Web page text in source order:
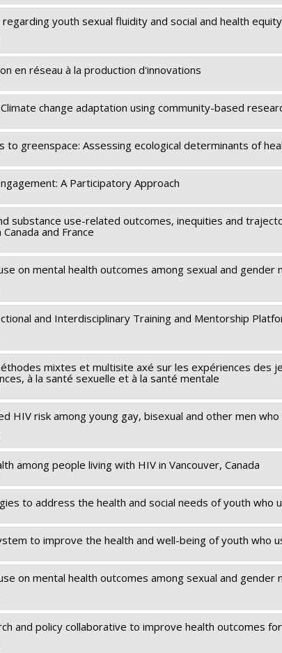
Hamisultane,Ahmed Hamila,Robert-Paul Juster,
Jorge Florès-Aranda,Daniel Grace ,Julie-Christine Cotton
Haghiri-Vijeh
en santé du Canada
d'équipe
du Québec - Santé (FRSQ)
de chercheur-boursier : Senior
youth sexual fluidity and social and health
Julien Coulaud
en sciences humaines du Canada
de développement Savoir
en réseau à la production d'innovations
Bilodeau,Rodney Knight,Stéphane Grenier,
Tremblay,Shelley-Rose Hyppolite
en sciences humaines du Canada
de développement de partenariat
change adaptation using community-based
Doré,Rodney Knight,Sherilee Harper
en santé du Canada
catalyseur
to greenspace: Assessing ecological determinants of
en santé du Canada
catalyseur
A Participatory Approach
Knight ,Sherilee Harper
en santé du Canada
catalyseur
substance use-related outcomes, inequities and
and France
Bertrand
,Skye Barbic,Devon Greyson,Natasha Parent,
en santé du Canada
Projet
on mental health outcomes among sexual and gender
en santé du Canada
Projet
and Interdisciplinary Training and Mentorship
en santé du Canada
de formation
mixtes et multisite axé sur les expériences des
à la santé sexuelle et à la santé mentale
du Québec - Santé (FRSQ)
de chercheur-boursier : Junior 2
HIV risk among young gay, bisexual and other men
en santé du Canada
d'équipe
among people living with HIV in Vancouver, Canada
to address the health and social needs of youth who
Danya Fast
en santé du Canada
Projet
to improve the health and well-being of youth who
Danya Fast
on mental health outcomes among sexual and gender
Olivier Ferlatte
en santé du Canada
and policy collaborative to improve health outcomes